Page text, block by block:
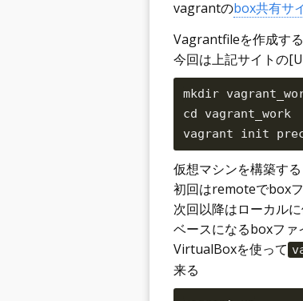
vagrantのbox共有サ
Vagrantfileを作成する
今回は上記サイトの
mkdir
cd vagrant_work
仮想マシンを構築する
初回はremoteでboxフ
次回以降はローカル
ベースになるboxファ
VirtualBoxを使って
来る